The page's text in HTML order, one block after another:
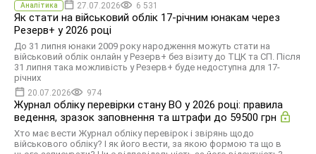
Аналітика 27.07.2026 6 531
Як стати на військовий облік 17-річним юнакам через
Резерв+ у 2026 році
До 31 липня юнаки 2009 року народження можуть стати на
військовий облік онлайн у Резерв+ без візиту до ТЦК та СП. Після
31 липня така можливість у Резерв+ буде недоступна для 17-
річних
20.07.2026 974
Журнал обліку перевірки стану ВО у 2026 році: правила
ведення, зразок заповнення та штрафи до 59500 грн
Хто має вести Журнал обліку перевірок і звірянь щодо
військового обліку? І як його вести, за якою формою та що в